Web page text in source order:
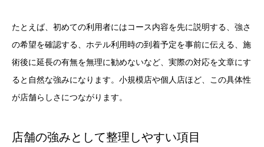
たとえば、初めての利用者にはコース内容を先に説明する、強さ
の希望を確認する、ホテル利用時の到着予定を事前に伝える、施
術後に延長の有無を無理に勧めないなど、実際の対応を文章にす
ると自然な強みになります。小規模店や個人店ほど、この具体性
が店舗らしさにつながります。
店舗の強みとして整理しやすい項目